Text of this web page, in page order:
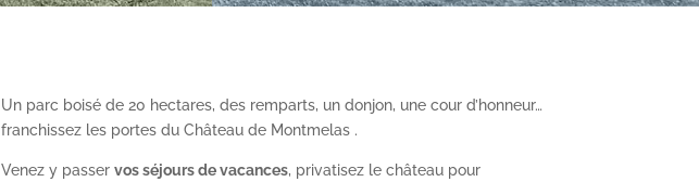
Un parc boisé de 20 hectares, des remparts, un donjon, une cour d’honneur…
franchissez les portes du Château de Montmelas .
Venez y passer vos séjours de vacances, privatisez le château pour